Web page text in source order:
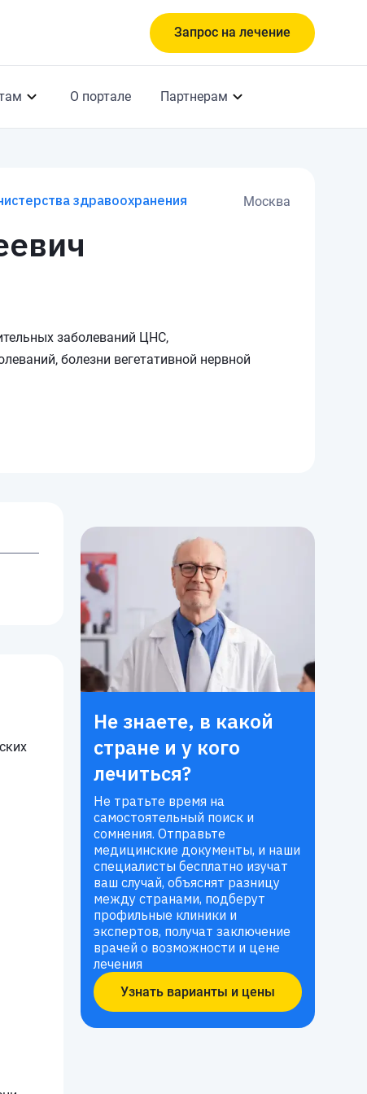
Запрос на лечение
О портале Партнерам
здравоохранения
Москва
заболеваний ЦНС,
болезни вегетативной нервной
Не знаете, в какой
стране и у кого
лечиться?
Не тратьте время на
самостоятельный поиск и
сомнения. Отправьте
медицинские документы, и наши
специалисты бесплатно изучат
ваш случай, объяснят разницу
между странами, подберут
профильные клиники и
экспертов, получат заключение
врачей о возможности и цене
лечения
Узнать варианты и цены